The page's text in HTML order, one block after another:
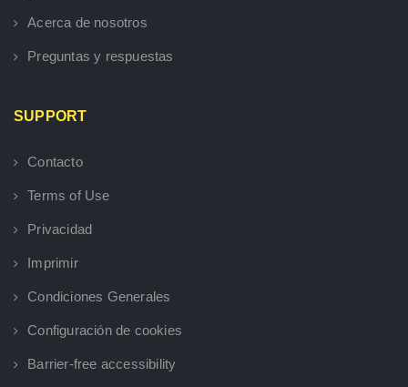
Acerca de nosotros
Preguntas y respuestas
SUPPORT
Contacto
Terms of Use
Privacidad
Imprimir
Condiciones Generales
Configuración de cookies
Barrier-free accessibility